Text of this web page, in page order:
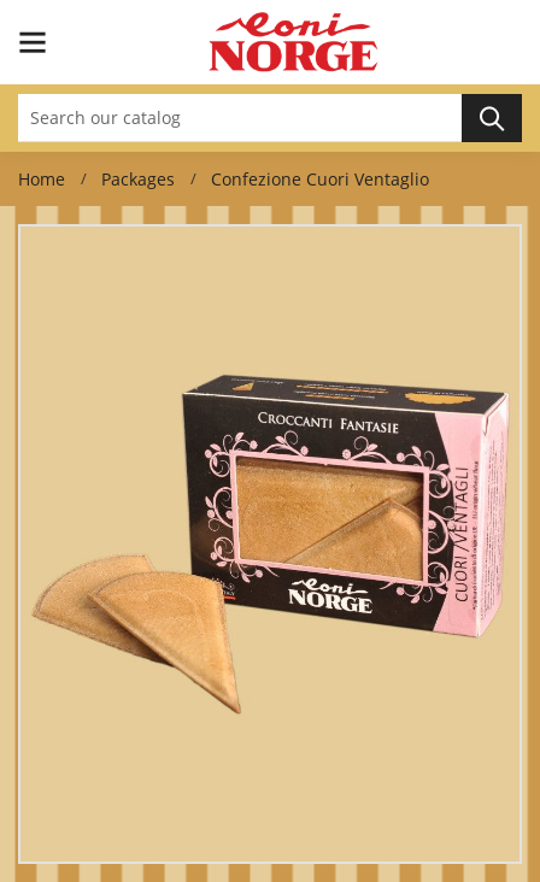
Home Packages Confezione Cuori Ventaglio